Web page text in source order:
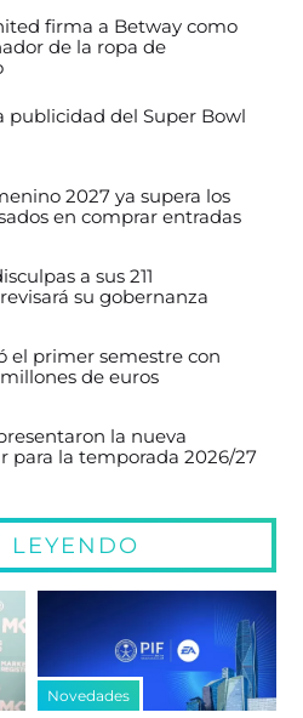
firma a Betway como
de la ropa de
publicidad del Super Bowl
2027 ya supera los
en comprar entradas
a sus 211
su gobernanza
el primer semestre con
de euros
la nueva
para la temporada 2026/27
LEYENDO
Novedades